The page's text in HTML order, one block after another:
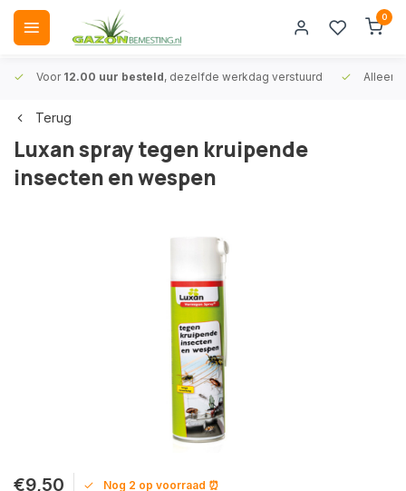
0
Voor 12.00 uur besteld, dezelfde werkdag verstuurd Alleen
Terug
Luxan spray tegen kruipende
insecten en wespen
€9,50 Nog 2 op voorraad ⏰